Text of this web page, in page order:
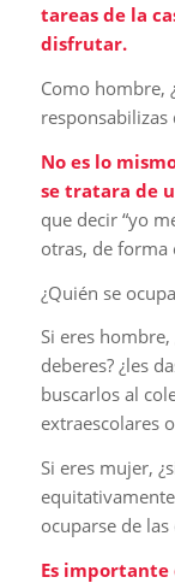
tareas de la
disfrutar.
Como hombre,
responsabilizas
No es lo
se tratara de
que decir “yo
otras, de forma
¿Quién se
Si eres
deberes? ¿les
buscarlos al
extraescolares
Si eres mujer,
ocuparse de las
Es